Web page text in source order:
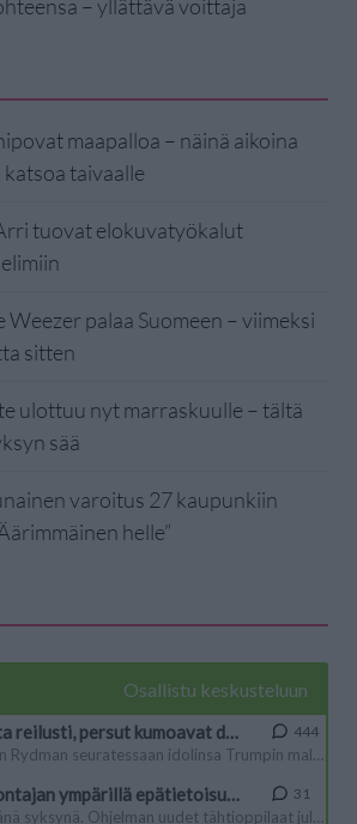
– yllättävä voittaja
maapalloa – näinä aikoina
taivaalle
tuovat elokuvatyökalut
Weezer palaa Suomeen – viimeksi
sitten
ulottuu nyt marraskuulle – tältä
sää
varoitus 27 kaupunkiin
helle”